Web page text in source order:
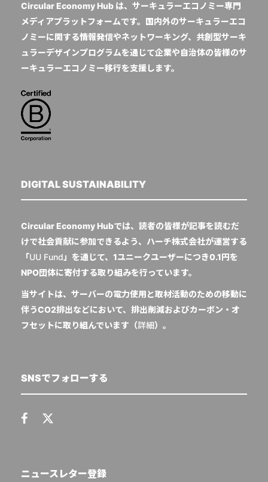
Circular Economy Hub は、サーキュラーエコノミー専門
メディアプラットフォームです。国内外のサーキュラーエコ
ノミーに関する情報発信やネットワーキング、共創型サーキ
ュラーデザインプログラムを通じて企業や自治体の皆様のサ
ーキュラーエコノミー移行を支援します。
DIGITAL SUSTAINABILITY
Circular Economy Hubでは、読者の皆様が記事を読むだ
けで社会貢献に参加できるよう、ハーチ株式会社が運営する
「UU Fund 」を通じて、1ユニークユーザーにつき0.1円を
NPO団体に寄付する取り組みを行っています。
当サイトは、サーバーの電力使用と取材活動のための移動に
伴うCO2排出などにおいて、排出削減およびカーボン・オ
フセットに取り組んでいます（詳細）。
SNSでフォローする
ニュースレター登録